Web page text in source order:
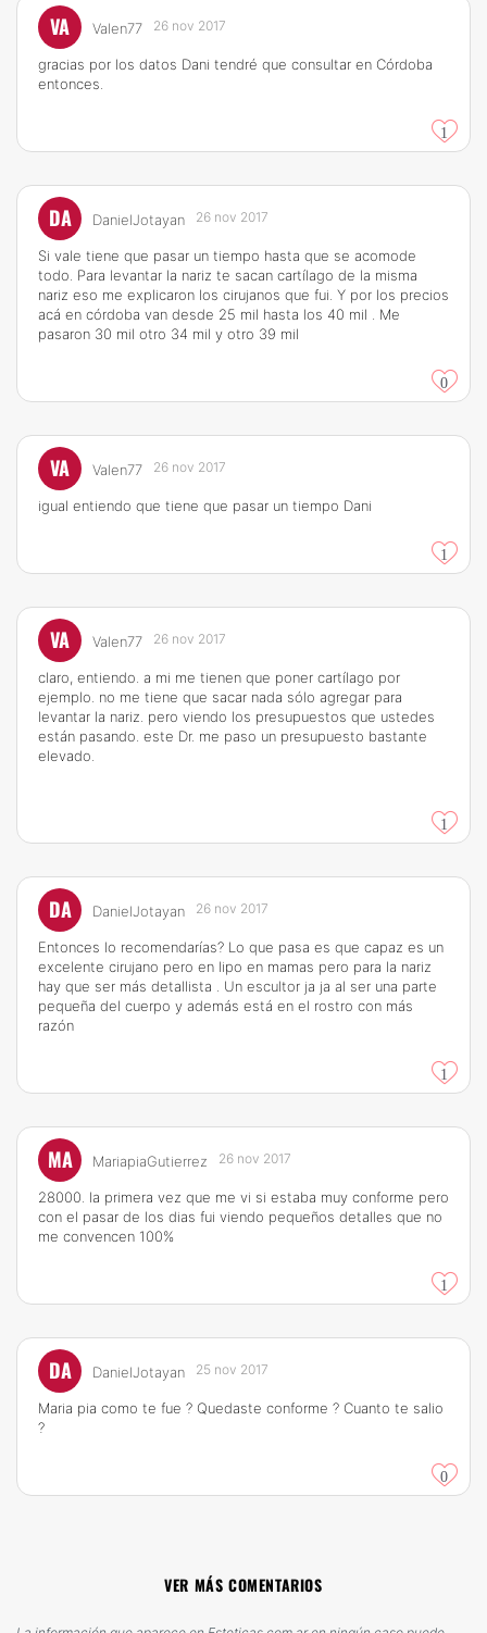
VA Valen77 26 nov 2017
gracias por los datos Dani tendré que consultar en Córdoba
entonces.
1
DA DanielJotayan 26 nov 2017
Si vale tiene que pasar un tiempo hasta que se acomode
todo. Para levantar la nariz te sacan cartílago de la misma
nariz eso me explicaron los cirujanos que fui. Y por los precios
acá en córdoba van desde 25 mil hasta los 40 mil . Me
pasaron 30 mil otro 34 mil y otro 39 mil
0
VA Valen77 26 nov 2017
igual entiendo que tiene que pasar un tiempo Dani
1
VA Valen77 26 nov 2017
claro, entiendo. a mi me tienen que poner cartílago por
ejemplo. no me tiene que sacar nada sólo agregar para
levantar la nariz. pero viendo los presupuestos que ustedes
están pasando. este Dr. me paso un presupuesto bastante
elevado.
1
DA DanielJotayan 26 nov 2017
Entonces lo recomendarías? Lo que pasa es que capaz es un
excelente cirujano pero en lipo en mamas pero para la nariz
hay que ser más detallista . Un escultor ja ja al ser una parte
pequeña del cuerpo y además está en el rostro con más
razón
1
MA MariapiaGutierrez 26 nov 2017
28000. la primera vez que me vi si estaba muy conforme pero
con el pasar de los dias fui viendo pequeños detalles que no
me convencen 100%
1
DA DanielJotayan 25 nov 2017
Maria pia como te fue ? Quedaste conforme ? Cuanto te salio
?
0
VER MÁS COMENTARIOS